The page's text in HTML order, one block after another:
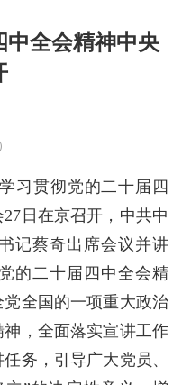
中全会精神中央
习贯彻党的二十届四
日在京召开，中共中
记蔡奇出席会议并讲
的二十届四中全会精
全国的一项重大政治
，全面落实宣讲工作
务，引导广大党员、